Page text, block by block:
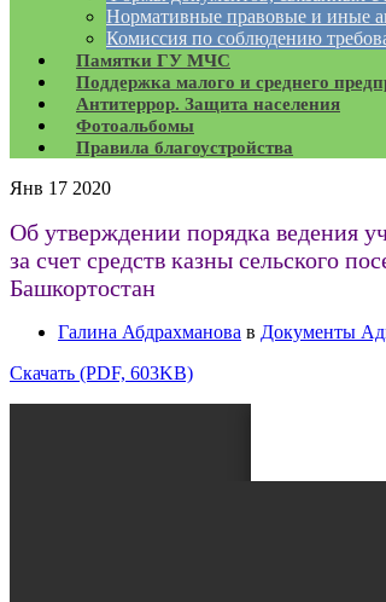
Нормативные правовые и иные
Комиссия по соблюдению
Памятки ГУ МЧС
Поддержка малого и среднего
Антитеррор. Защита населения
Фотоальбомы
Правила благоустройства
Янв 17 2020
Об утверждении порядка ведения
за счет средств казны сельского
Башкортостан
Галина Абдрахманова в Документы
Скачать (PDF, 603KB)